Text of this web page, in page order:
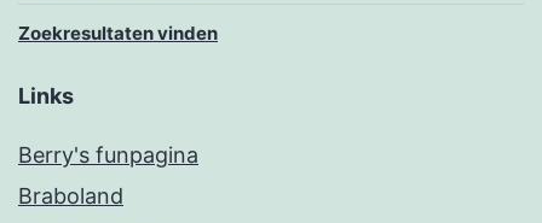
Zoekresultaten vinden
Links
Berry's funpagina
Braboland